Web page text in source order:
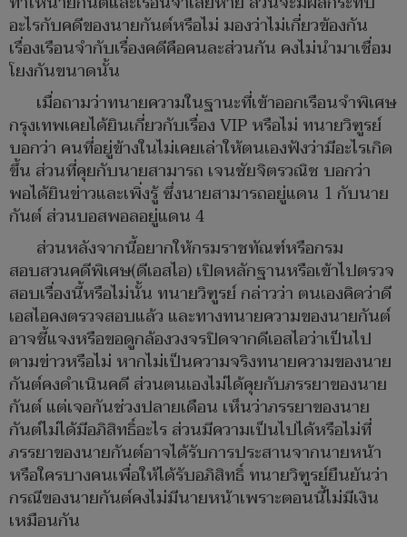
อะไรกับคดีของนายกันต์หรือไม่ มองว่าไม่เกี่ยวข้องกัน
เรื่องเรือนจำกับเรื่องคดีคือคนละส่วนกัน คงไม่นำมาเชื่อม
โยงกันขนาดนั้น
เมื่อถามว่าทนายความในฐานะที่เข้าออกเรือนจำพิเศษ
กรุงเทพเคยได้ยินเกี่ยวกับเรื่อง VIP หรือไม่ ทนายวิฑูรย์
บอกว่า คนที่อยู่ข้างในไม่เคยเล่าให้ตนเองฟังว่ามีอะไรเกิด
ขึ้น ส่วนที่คุยกับนายสามารถ เจนชัยจิตรวณิช บอกว่า
พอได้ยินข่าวและเพิ่งรู้ ซึ่งนายสามารถอยู่แดน 1 กับนาย
กันต์ ส่วนบอสพอลอยู่แดน 4
ส่วนหลังจากนี้อยากให้กรมราชทัณฑ์หรือกรม
สอบสวนคดีพิเศษ(ดีเอสไอ) เปิดหลักฐานหรือเข้าไปตรวจ
สอบเรื่องนี้หรือไม่นั้น ทนายวิฑูรย์ กล่าวว่า ตนเองคิดว่าดี
เอสไอคงตรวจสอบแล้ว และทางทนายความของนายกันต์
อาจชี้แจงหรือขอดูกล้องวงจรปิดจากดีเอสไอว่าเป็นไป
ตามข่าวหรือไม่ หากไม่เป็นความจริงทนายความของนาย
กันต์คงดำเนินคดี ส่วนตนเองไม่ได้คุยกับภรรยาของนาย
กันต์ แต่เจอกันช่วงปลายเดือน เห็นว่าภรรยาของนาย
กันต์ไม่ได้มีอภิสิทธิ์อะไร ส่วนมีความเป็นไปได้หรือไม่ที่
ภรรยาของนายกันต์อาจได้รับการประสานจากนายหน้า
หรือใครบางคนเพื่อให้ได้รับอภิสิทธิ์ ทนายวิฑูรย์ยืนยันว่า
กรณีของนายกันต์คงไม่มีนายหน้าเพราะตอนนี้ไม่มีเงิน
เหมือนกัน